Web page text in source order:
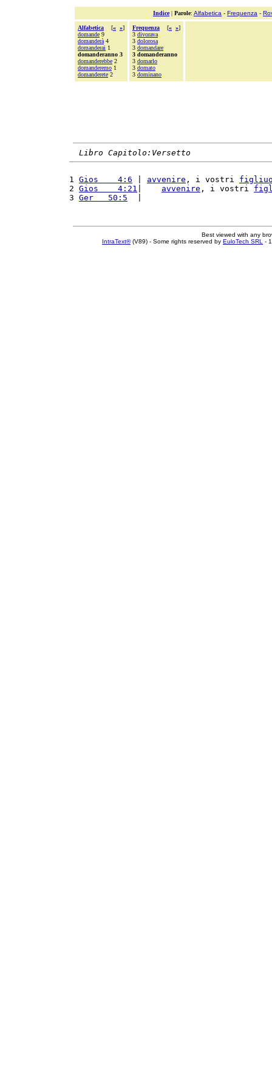
Indice| Parole: Alfabetica - Frequenza -
Alfabetica [« »]
domande 9
domanderà 4
domanderai 1
domanderanno 3
domanderebbe 2
domanderemo 1
domanderete 2
Frequenza [« »]
3 divorava
3 dolorosa
3 domandare
3 domanderanno
3 domarlo
3 domato
3 dominano
Libro Capitolo:Versetto
1 Gios    4:6 avvenire , i vostri
2 Gios    4:21 avvenire , i vostri
3 Ger   50:5
Best viewed with any
IntraText®(V89) - Some rights reserved by EuloTech SRL -